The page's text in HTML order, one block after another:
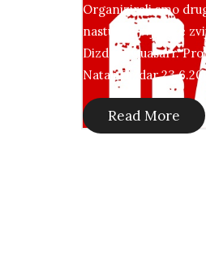
Organizirali smo
nastupile svjetske
Dizdar i Quasarr.
Natali Dizdar
Read More